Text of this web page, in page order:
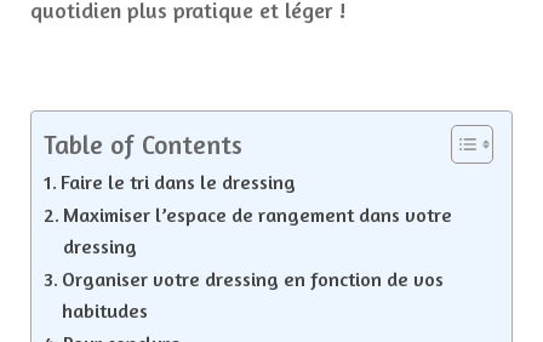
quotidien plus pratique et léger !
Table of Contents
Faire le tri dans le dressing
Maximiser l’espace de rangement dans votre
dressing
Organiser votre dressing en fonction de vos
habitudes